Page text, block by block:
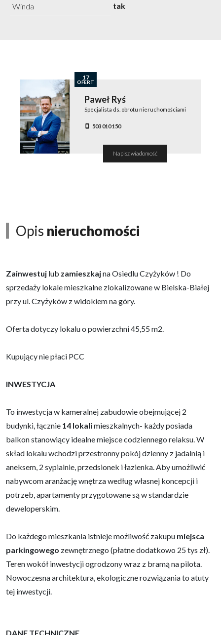
Winda
tak
Paweł Ryś
Specjalista ds. obrotu nieruchomościami
503 010 150
Napisz wiadomość
17
OFERT
Opis nieruchomości
Zainwestuj lub zamieszkajna Osiedlu Czyżyków ! Do
sprzedaży lokale mieszkalne zlokalizowane w Bielska-Białej
przy ul. Czyżyków z widokiem na góry.
Oferta dotyczy lokalu o powierzchni 45,55 m2.
Kupujący nie płaci PCC
INWESTYCJA
To inwestycja w kameralnej zabudowie obejmującej 2
budynki, łącznie 14 lokalimieszkalnych- każdy posiada
balkon stanowiący idealne miejsce codziennego relaksu. W
skład lokalu wchodzi przestronny pokój dzienny z jadalnią i
aneksem, 2 sypialnie, przedsionek i łazienka. Aby umożliwić
nabywcom aranżację wnętrza według własnej koncepcji i
potrzeb, apartamenty przygotowane są w standardzie
deweloperskim.
Do każdego mieszkania istnieje możliwość zakupu miejsca
parkingowego zewnętrznego (płatne dodatkowo 25 tys zł).
Teren wokół inwestycji ogrodzony wraz z bramą na pilota.
Nowoczesna architektura, ekologiczne rozwiązania to atuty
tej inwestycji.
DANE TECHNICZNE